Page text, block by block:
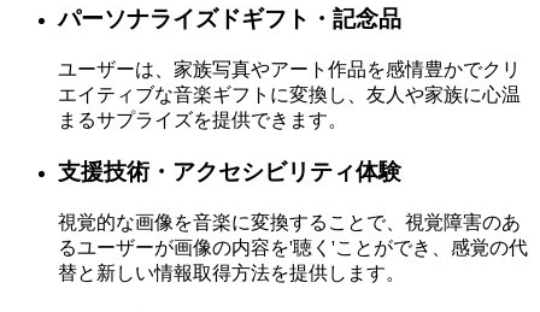
パーソナライズドギフト・記念品
ユーザーは、家族写真やアート作品を感情豊かでクリ
エイティブな音楽ギフトに変換し、友人や家族に心温
まるサプライズを提供できます。
支援技術・アクセシビリティ体験
視覚的な画像を音楽に変換することで、視覚障害のあ
るユーザーが画像の内容を'聴く'ことができ、感覚の代
替と新しい情報取得方法を提供します。